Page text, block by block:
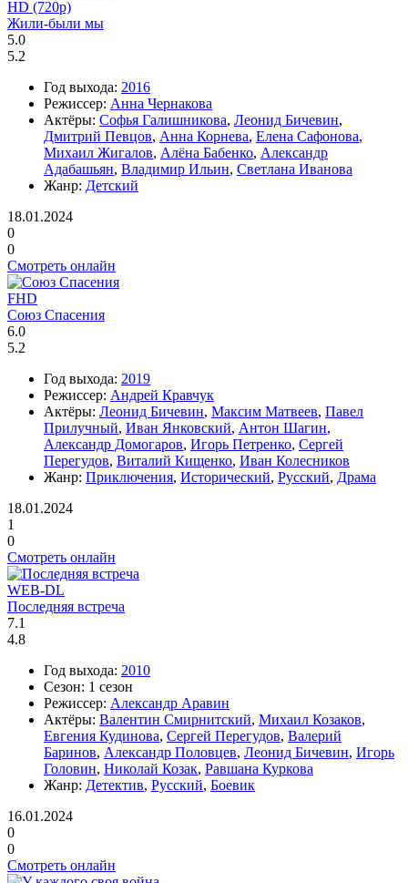
HD (720p)
Жили-были мы
5.0
5.2
Год выхода: 2016
Режиссер: Анна Чернакова
Актёры: Софья Галишникова, Леонид Бичевин,
Дмитрий Певцов, Анна Корнева, Елена Сафонова,
Михаил Жигалов, Алёна Бабенко, Александр
Адабашьян, Владимир Ильин, Светлана Иванова
Жанр: Детский
18.01.2024
0
0
Смотреть онлайн
FHD
Союз Спасения
6.0
5.2
Год выхода: 2019
Режиссер: Андрей Кравчук
Актёры: Леонид Бичевин, Максим Матвеев, Павел
Прилучный, Иван Янковский, Антон Шагин,
Александр Домогаров, Игорь Петренко, Сергей
Перегудов, Виталий Кищенко, Иван Колесников
Жанр: Приключения, Исторический, Русский, Драма
18.01.2024
1
0
Смотреть онлайн
WEB-DL
Последняя встреча
7.1
4.8
Год выхода: 2010
Сезон: 1 сезон
Режиссер: Александр Аравин
Актёры: Валентин Смирнитский, Михаил Козаков,
Евгения Кудинова, Сергей Перегудов, Валерий
Баринов, Александр Половцев, Леонид Бичевин, Игорь
Головин, Николай Козак, Равшана Куркова
Жанр: Детектив, Русский, Боевик
16.01.2024
0
0
Смотреть онлайн